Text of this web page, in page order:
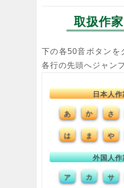
取扱作
下の各50音ボタンを
各行の先頭へジャン
日本人作
あ か さ
は ま や
外国人作
ア カ サ